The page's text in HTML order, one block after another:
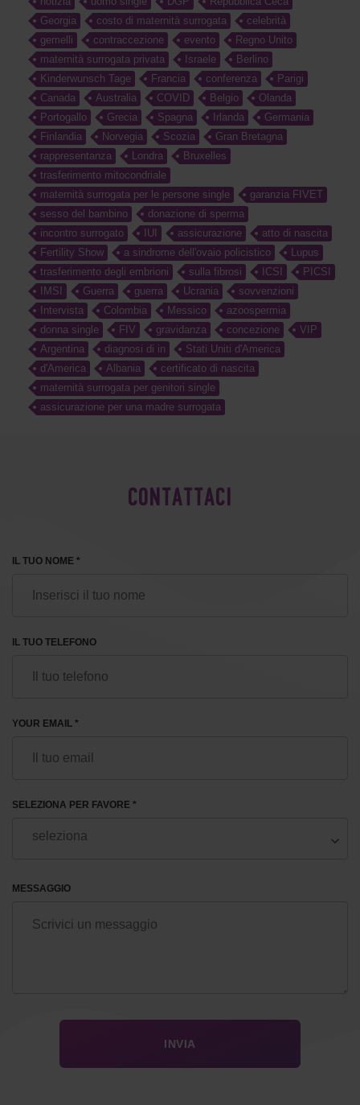
Georgia
costo di maternità surrogata
celebrità
gemelli
contraccezione evento
Regno Unito
maternità surrogata privata
Israele
Berlino
Kinderwunsch Tage
Francia conferenza
Parigi
Canada
Australia COVID Belgio
Olanda
Portogallo
Grecia Spagna Irlanda
Germania
Finlandia
Norvegia Scozia
Gran Bretagna
rappresentanza
Londra
Bruxelles
trasferimento mitocondriale
maternità surrogata per le persone single
garanzia FIVET
sesso del bambino
donazione di sperma
incontro surrogato
IUI assicurazione
atto di nascita
Fertility Show
a sindrome dell'ovaio policistico
Lupus
trasferimento degli embrioni
sulla fibrosi ICSI
PICSI
IMSI
Guerra guerra Ucrania
sovvenzioni
Intervista
Colombia Messico
azoospermia
donna single
FIV gravidanza concezione
VIP
Argentina
diagnosi di in
Stati Uniti d'America
d'America
Albania
certificato di nascita
maternità surrogata per genitori single
assicurazione per una madre surrogata
CONTATTACI
IL TUO NOME *
IL TUO TELEFONO
YOUR EMAIL *
SELEZIONA PER FAVORE *
MESSAGGIO